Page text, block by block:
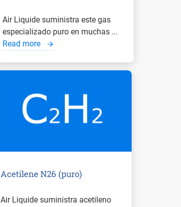
Air Liquide suministra este gas
especializado puro en muchas ...
Read more
Acetilene N26 (puro)
Air Liquide suministra acetileno